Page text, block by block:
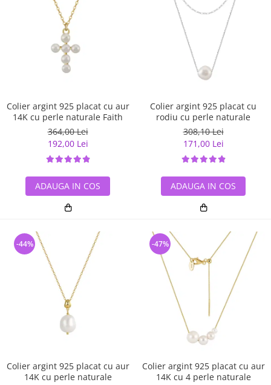
Colier argint 925 placat cu aur
14K cu perle naturale Faith
364,00 Lei
192,00 Lei
ADAUGA IN COS
Colier argint 925 placat cu
rodiu cu perle naturale
308,10 Lei
171,00 Lei
ADAUGA IN COS
Colier argint 925 placat cu aur
14K cu perle naturale
-44%
Colier argint 925 placat cu aur
14K cu 4 perle naturale
-47%